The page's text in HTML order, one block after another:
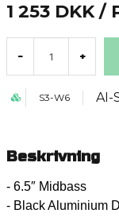
1 253 DKK /
- +
S3-W6 AI-
Beskrivning
- 6.5″ Midbass
- Black Aluminium